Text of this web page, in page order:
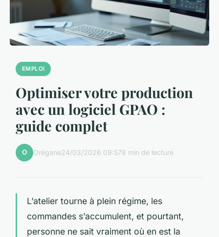
EMPLOI
Optimiser votre production
avec un logiciel GPAO :
guide complet
O Orégane24/03/2026 09:578 min de lecture
L’atelier tourne à plein régime, les
commandes s’accumulent, et pourtant,
personne ne sait vraiment où en est la